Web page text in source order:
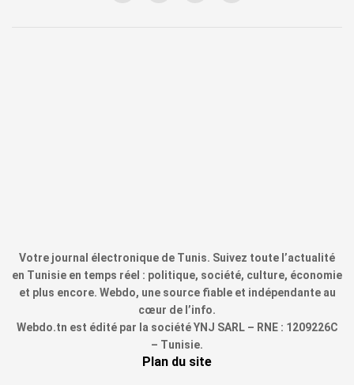
Votre journal électronique de Tunis. Suivez toute l’actualité
en Tunisie en temps réel : politique, société, culture, économie
et plus encore. Webdo, une source fiable et indépendante au
cœur de l’info.
Webdo.tn est édité par la société YNJ SARL – RNE : 1209226C
– Tunisie.
Plan du site